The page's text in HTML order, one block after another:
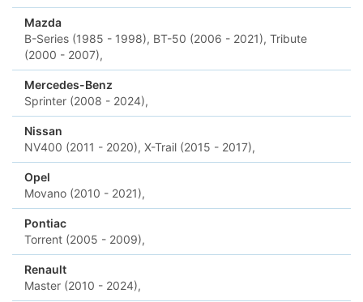
Mazda
B-Series (1985 - 1998), BT-50 (2006 - 2021), Tribute
(2000 - 2007),
Mercedes-Benz
Sprinter (2008 - 2024),
Nissan
NV400 (2011 - 2020), X-Trail (2015 - 2017),
Opel
Movano (2010 - 2021),
Pontiac
Torrent (2005 - 2009),
Renault
Master (2010 - 2024),